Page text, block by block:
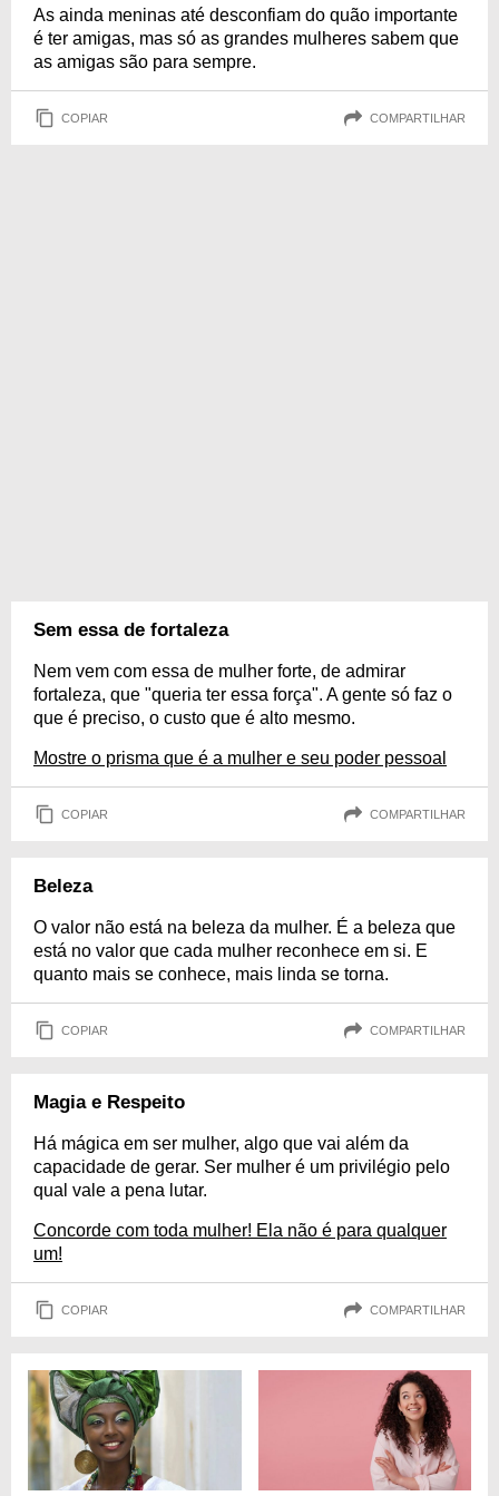
As ainda meninas até desconfiam do quão importante
é ter amigas, mas só as grandes mulheres sabem que
as amigas são para sempre.
COPIAR COMPARTILHAR
Sem essa de fortaleza
Nem vem com essa de mulher forte, de admirar
fortaleza, que "queria ter essa força". A gente só faz o
que é preciso, o custo que é alto mesmo.
Mostre o prisma que é a mulher e seu poder pessoal
COPIAR COMPARTILHAR
Beleza
O valor não está na beleza da mulher. É a beleza que
está no valor que cada mulher reconhece em si. E
quanto mais se conhece, mais linda se torna.
COPIAR COMPARTILHAR
Magia e Respeito
Há mágica em ser mulher, algo que vai além da
capacidade de gerar. Ser mulher é um privilégio pelo
qual vale a pena lutar.
Concorde com toda mulher! Ela não é para qualquer
um!
COPIAR COMPARTILHAR